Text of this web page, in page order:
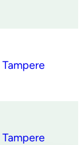
Tampere
Tampere